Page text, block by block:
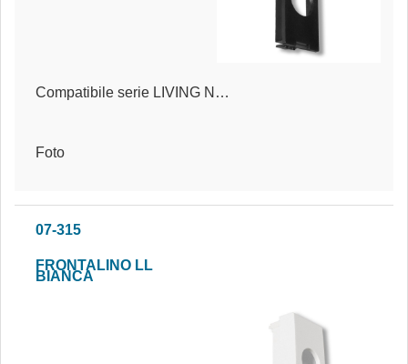
Compatibile serie LIVING NOW®
Foto
07-315
FRONTALINO LL
BIANCA